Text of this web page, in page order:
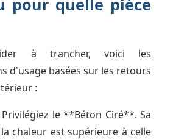
à trancher, voici les
d'usage basées sur les retours
:
Privilégiez le **Béton Ciré**. Sa
chaleur est supérieure à celle